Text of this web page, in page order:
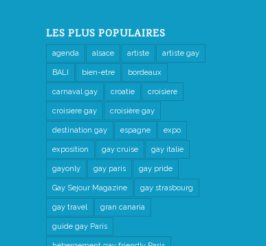
LES PLUS POPULAIRES
agenda alsace artiste artiste gay
BALI bien-etre bordeaux
carnaval gay croatie croisiere
croisiere gay croisière gay
destination gay espagne expo
exposition gay cruise gay italie
gayonly gay paris gay pride
Gay Sejour Magazine gay strasbourg
gay travel gran canaria
guide gay Paris